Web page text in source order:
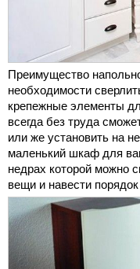
Преимущество
необходимости
крепежные элементы
всегда без труда
или же установить на
маленький шкаф для
недрах которой можно
вещи и навести